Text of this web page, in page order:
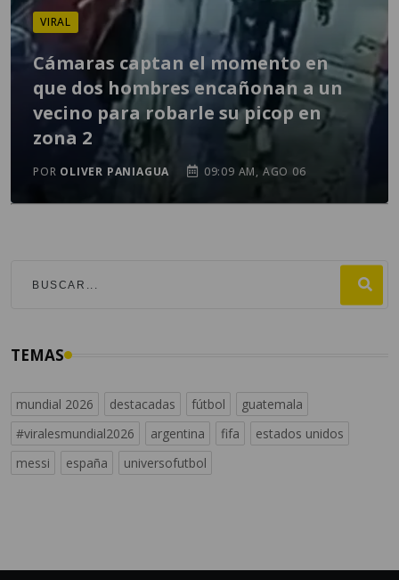
VIRAL
Cámaras captan el momento en
que dos hombres encañonan a un
vecino para robarle su picop en
zona 2
POR OLIVER PANIAGUA 09:09 AM, AGO 06
inodoro y por qué debes hacerlo